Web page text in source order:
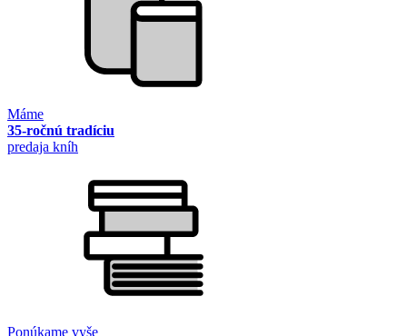
Máme
35-ročnú tradíciu
predaja kníh
Ponúkame vyše